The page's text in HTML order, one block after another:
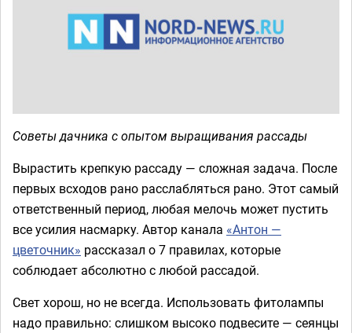
Советы дачника с опытом выращивания рассады
Вырастить крепкую рассаду — сложная задача. После
первых всходов рано расслабляться рано. Этот самый
ответственный период, любая мелочь может пустить
все усилия насмарку. Автор канала «Антон —
цветочник» рассказал о 7 правилах, которые
соблюдает абсолютно с любой рассадой.
Свет хорош, но не всегда. Использовать фитолампы
надо правильно: слишком высоко подвесите — сеянцы